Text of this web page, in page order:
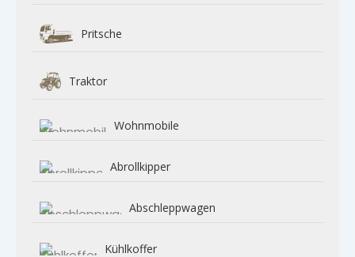
Pritsche
Traktor
Wohnmobile
Abrollkipper
Abschleppwagen
Kühlkoffer